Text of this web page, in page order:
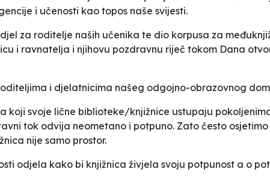
i učenosti kao topos naše svijesti.
za roditelje naših učenika te dio korpusa za
i ravnatelja i njihovu pozdravnu riječ tokom Dana
i djelatnicima našeg odgojno-obrazovnog
koji svoje lične biblioteke/knjižnice ustupaju
tok odvija neometano i potpuno. Zato često
nije samo prostor.
odjela kako bi knjižnica živjela svoju potpunost a o